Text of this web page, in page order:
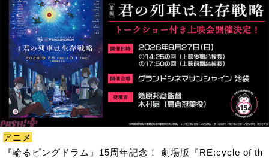
アニメ
『輪るピングドラム』15周年記念！ 劇場版『RE:cycle of th